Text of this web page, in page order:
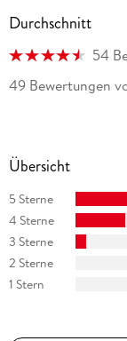
Bücher würde er
mit dem Homer
Durchschnitt
54
49 Bewertungen
Übersicht
5 Sterne
4 Sterne
3 Sterne
2 Sterne
1 Stern